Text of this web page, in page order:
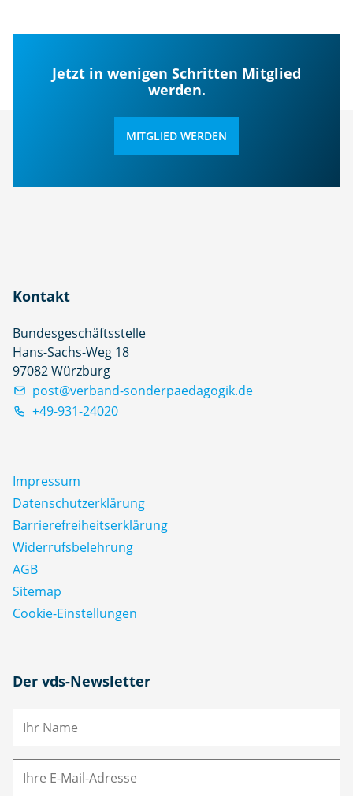
Jetzt in wenigen Schritten Mitglied
werden.
MITGLIED WERDEN
Kontakt
Bundesgeschäftsstelle
Hans-Sachs-Weg 18
97082 Würzburg
post@verband-sonderpaedagogik.de
+49-931-24020
Impressum
Datenschutz­erklärung
Barrierefreiheitserklärung
Widerrufsbelehrung
AGB
Sitemap
Cookie-Einstellungen
Der vds-Newsletter
N
M